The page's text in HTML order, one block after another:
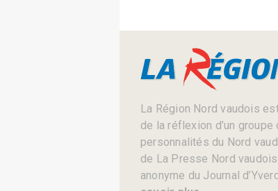
La Région Nord vaudois
de la réflexion d’un
personnalités du Nord
de La Presse Nord
anonyme du Journal